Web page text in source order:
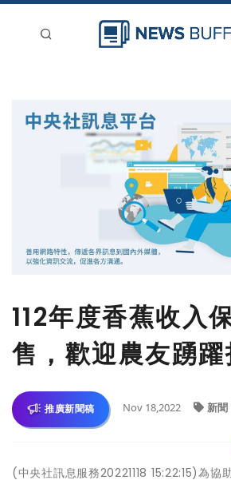
112年度香蕉收入
售，歡迎農友踴
推廣新聞稿 Nov 18,2022 新聞
(中央社訊息服務20221118 15:22:15)為協